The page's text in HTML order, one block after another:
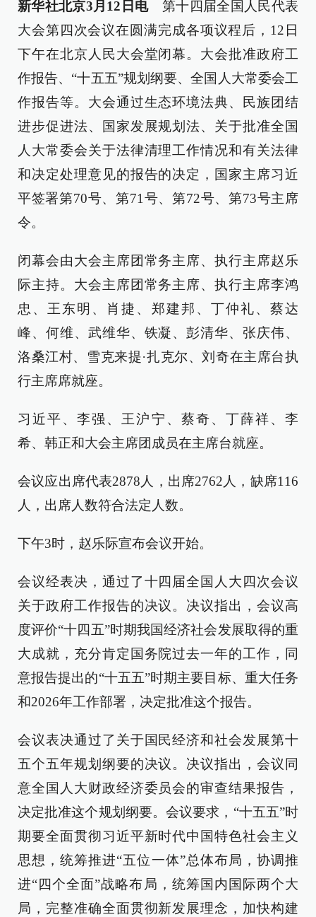
新华社北京3月12日电第十四届全国人民代表
大会第四次会议在圆满完成各项议程后，12日
下午在北京人民大会堂闭幕。大会批准政府工
作报告、“十五五”规划纲要、全国人大常委会工
作报告等。大会通过生态环境法典、民族团结
进步促进法、国家发展规划法、关于批准全国
人大常委会关于法律清理工作情况和有关法律
和决定处理意见的报告的决定，国家主席习近
平签署第70号、第71号、第72号、第73号主席
令。
闭幕会由大会主席团常务主席、执行主席赵乐
际主持。大会主席团常务主席、执行主席李鸿
忠、王东明、肖捷、郑建邦、丁仲礼、蔡达
峰、何维、武维华、铁凝、彭清华、张庆伟、
洛桑江村、雪克来提·扎克尔、刘奇在主席台执
行主席席就座。
习近平、李强、王沪宁、蔡奇、丁薛祥、李
希、韩正和大会主席团成员在主席台就座。
会议应出席代表2878人，出席2762人，缺席116
人，出席人数符合法定人数。
下午3时，赵乐际宣布会议开始。
会议经表决，通过了十四届全国人大四次会议
关于政府工作报告的决议。决议指出，会议高
度评价“十四五”时期我国经济社会发展取得的重
大成就，充分肯定国务院过去一年的工作，同
意报告提出的“十五五”时期主要目标、重大任务
和2026年工作部署，决定批准这个报告。
会议表决通过了关于国民经济和社会发展第十
五个五年规划纲要的决议。决议指出，会议同
意全国人大财政经济委员会的审查结果报告，
决定批准这个规划纲要。会议要求，“十五五”时
期要全面贯彻习近平新时代中国特色社会主义
思想，统筹推进“五位一体”总体布局，协调推
进“四个全面”战略布局，统筹国内国际两个大
局，完整准确全面贯彻新发展理念，加快构建